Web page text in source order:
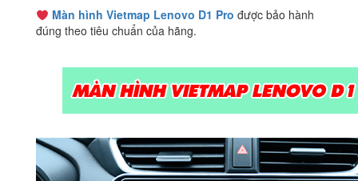
Màn hình Vietmap Lenovo D1 Pro được bảo hành
đúng theo tiêu chuẩn của hãng.